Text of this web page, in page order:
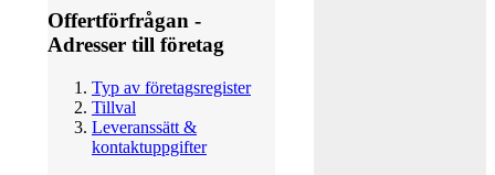
Offertförfrågan -
Adresser till företag
Typ av företagsregister
Tillval
Leveranssätt &
kontaktuppgifter